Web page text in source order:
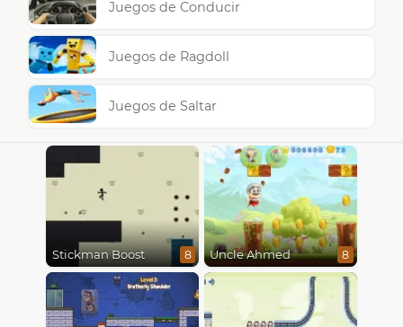
Juegos de Conducir
Juegos de Ragdoll
Juegos de Saltar
Stickman Boost 8 Uncle Ahmed 8